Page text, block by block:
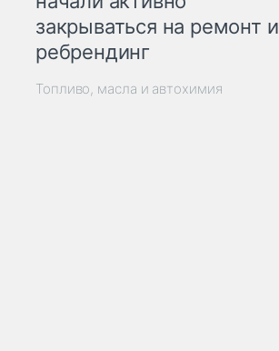
закрываться на ремонт и
ребрендинг
Топливо, масла и автохимия